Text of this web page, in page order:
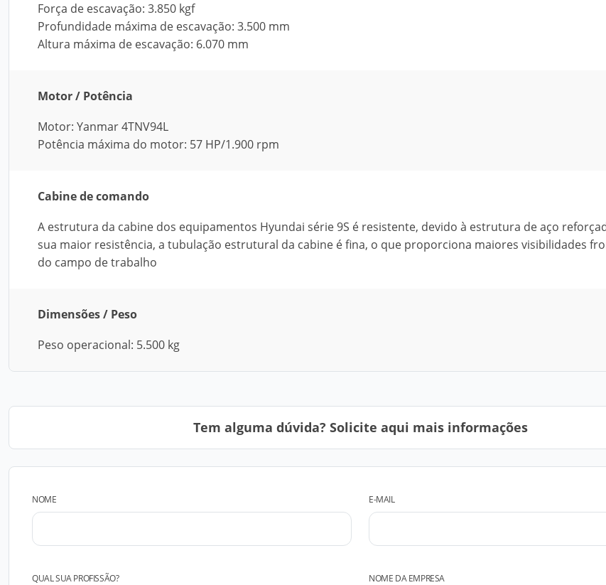
Força de escavação: 3.850 kgf
Profundidade máxima de escavação: 3.500 mm
Altura máxima de escavação: 6.070 mm
Motor / Potência
Motor: Yanmar 4TNV94L
Potência máxima do motor: 57 HP/1.900 rpm
Cabine de comando
A estrutura da cabine dos equipamentos Hyundai série 9S é resistente, devido à estrutura de aço
sua maior resistência, a tubulação estrutural da cabine é fina, o que proporciona maiores visibilidades
do campo de trabalho
Dimensões / Peso
Peso operacional: 5.500 kg
Tem alguma dúvida? Solicite aqui mais informações
NOME E-MAIL
QUAL SUA PROFISSÃO? NOME DA EMPRESA